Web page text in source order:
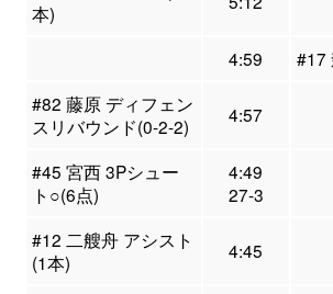
本)
4:59
#17
#82 藤原 ディフェン
スリバウンド(0-2-2)
4:57
#45 宮西 3Pシュー
ト○(6点)
4:49
27-3
#12 二艘舟 アシスト
(1本)
4:45